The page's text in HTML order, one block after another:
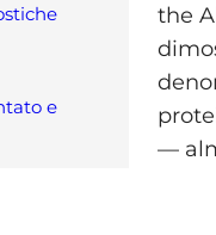
e
the
—